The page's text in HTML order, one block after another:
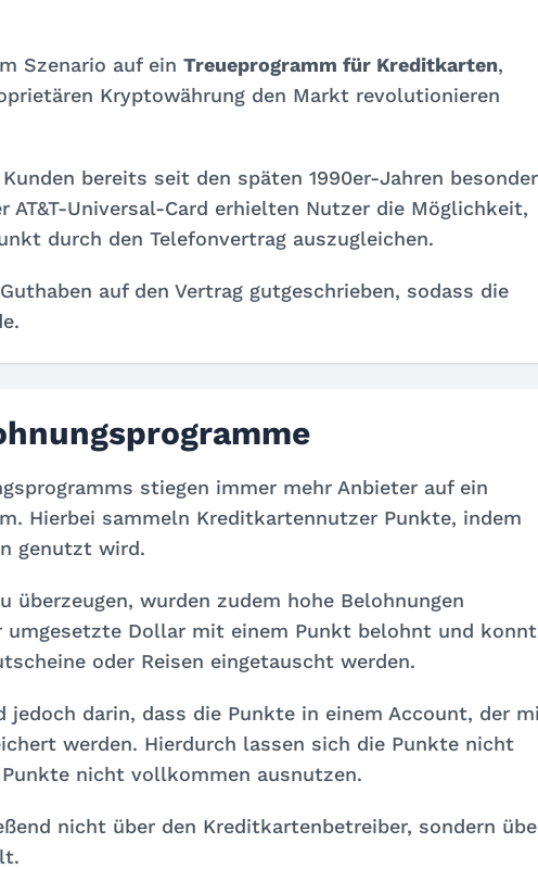
Szenario auf ein Treueprogramm für Kreditkarten,
Kryptowährung den Markt revolutionieren
bereits seit den späten 1990er-Jahren
AT&T-Universal-Card erhielten Nutzer die Möglichkeit,
durch den Telefonvertrag auszugleichen.
auf den Vertrag gutgeschrieben, sodass die
stiegen immer mehr Anbieter auf ein
Hierbei sammeln Kreditkartennutzer Punkte, indem
genutzt wird.
überzeugen, wurden zudem hohe Belohnungen
umgesetzte Dollar mit einem Punkt belohnt und
oder Reisen eingetauscht werden.
jedoch darin, dass die Punkte in einem Account, der
werden. Hierdurch lassen sich die Punkte nicht
nicht vollkommen ausnutzen.
nicht über den Kreditkartenbetreiber, sondern